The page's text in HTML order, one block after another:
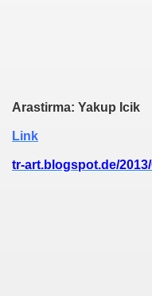
Arastirma: Yakup Icik
Link
tr-art.blogspot.de/